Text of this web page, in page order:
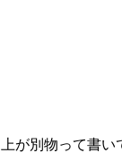
が別物って書い